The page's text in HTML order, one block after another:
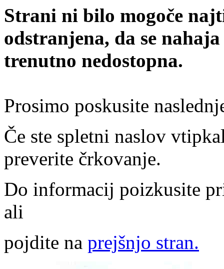
Strani ni bilo mogoče
odstranjena, da se
trenutno nedostopna.
Prosimo poskusite
Če ste spletni naslov
preverite črkovanje.
Do informacij poizkusite
ali
pojdite na prejšnjo stran.